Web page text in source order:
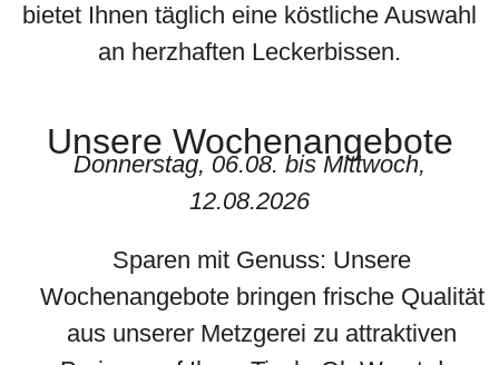
bietet Ihnen täglich eine köstliche Auswahl
an herzhaften Leckerbissen.
Unsere Wochenangebote
Donnerstag, 06.08. bis Mittwoch,
12.08.2026
Sparen mit Genuss: Unsere
Wochenangebote bringen frische Qualität
aus unserer Metzgerei zu attraktiven